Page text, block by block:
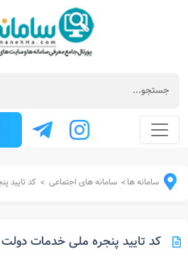
سامانه ها> سامانه های اجتماعی > کد تایید
کد تایید پنجره ملی خدمات